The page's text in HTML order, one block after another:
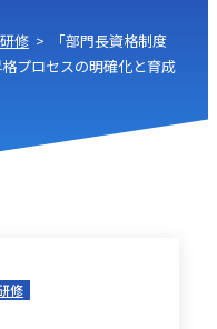
修 >
「部門長資格制度
プロセスの明確化と育成
修